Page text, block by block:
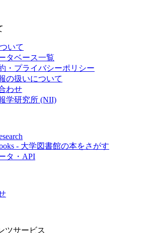
いて
タベース一覧
・プライバシーポリシー
の扱いについて
わせ
学研究所 (NII)
- 大学図書館の本をさがす
タ・API
ツサービス